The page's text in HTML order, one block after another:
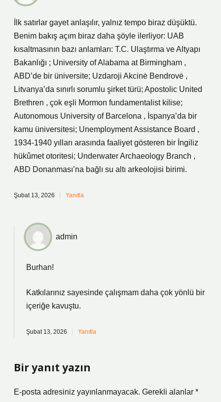
İlk satırlar gayet anlaşılır, yalnız tempo biraz düşüktü.
Benim bakış açım biraz daha şöyle ilerliyor: UAB
kısaltmasının bazı anlamları: T.C. Ulaştırma ve Altyapı
Bakanlığı ; University of Alabama at Birmingham ,
ABD’de bir üniversite; Uzdaroji Akcinė Bendrovė ,
Litvanya’da sınırlı sorumlu şirket türü; Apostolic United
Brethren , çok eşli Mormon fundamentalist kilise;
Autonomous University of Barcelona , İspanya’da bir
kamu üniversitesi; Unemployment Assistance Board ,
1934-1940 yılları arasında faaliyet gösteren bir İngiliz
hükûmet otoritesi; Underwater Archaeology Branch ,
ABD Donanması’na bağlı su altı arkeolojisi birimi.
Şubat 13, 2026 Yanıtla
admin
Burhan!
Katkılarınız sayesinde çalışmam daha çok yönlü bir
içeriğe kavuştu.
Şubat 13, 2026 Yanıtla
Bir yanıt yazın
E-posta adresiniz yayınlanmayacak. Gerekli alanlar *